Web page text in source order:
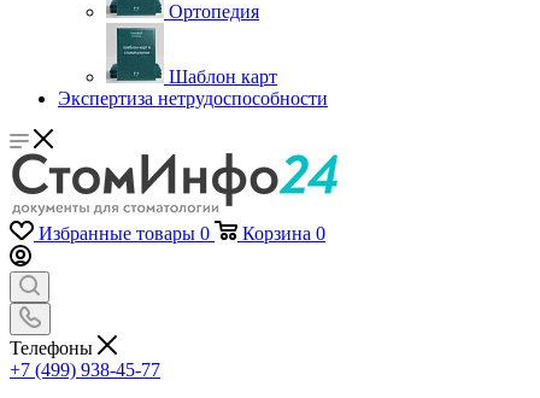
Ортопедия
Шаблон карт
Экспертиза нетрудоспособности
Избранные товары 0 Корзина 0
Телефоны
+7 (499) 938-45-77